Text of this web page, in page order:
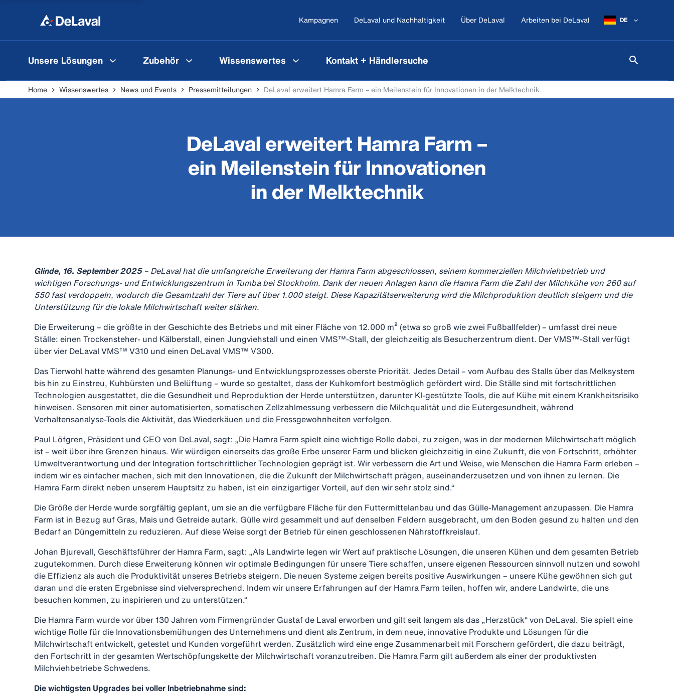
Kampagnen DeLaval und Nachhaltigkeit Über DeLaval Arbeiten bei DeLaval DE
Unsere Lösungen Zubehör Wissenswertes Kontakt + Händlersuche
Home Wissenswertes News und Events Pressemitteilungen DeLaval erweitert Hamra Farm – ein Meilenstein für Innovationen in der Melktechnik
DeLaval erweitert Hamra Farm –
ein Meilenstein für Innovationen
in der Melktechnik
Glinde, 16. September 2025– DeLaval hat die umfangreiche Erweiterung der Hamra Farm abgeschlossen, seinem kommerziellen Milchviehbetrieb und
wichtigen Forschungs- und Entwicklungszentrum in Tumba bei Stockholm. Dank der neuen Anlagen kann die Hamra Farm die Zahl der Milchkühe von 260 auf
550 fast verdoppeln, wodurch die Gesamtzahl der Tiere auf über 1.000 steigt. Diese Kapazitätserweiterung wird die Milchproduktion deutlich steigern und die
Unterstützung für die lokale Milchwirtschaft weiter stärken.
Die Erweiterung – die größte in der Geschichte des Betriebs und mit einer Fläche von 12.000 m² (etwa so groß wie zwei Fußballfelder) – umfasst drei neue
Ställe: einen Trockensteher- und Kälberstall, einen Jungviehstall und einen VMS™-Stall, der gleichzeitig als Besucherzentrum dient. Der VMS™-Stall verfügt
über vier DeLaval VMS™ V310 und einen DeLaval VMS™ V300.
Das Tierwohl hatte während des gesamten Planungs- und Entwicklungsprozesses oberste Priorität. Jedes Detail – vom Aufbau des Stalls über das Melksystem
bis hin zu Einstreu, Kuhbürsten und Belüftung – wurde so gestaltet, dass der Kuhkomfort bestmöglich gefördert wird. Die Ställe sind mit fortschrittlichen
Technologien ausgestattet, die die Gesundheit und Reproduktion der Herde unterstützen, darunter KI-gestützte Tools, die auf Kühe mit einem Krankheitsrisiko
hinweisen. Sensoren mit einer automatisierten, somatischen Zellzahlmessung verbessern die Milchqualität und die Eutergesundheit, während
Verhaltensanalyse-Tools die Aktivität, das Wiederkäuen und die Fressgewohnheiten verfolgen.
Paul Löfgren, Präsident und CEO von DeLaval, sagt: „Die Hamra Farm spielt eine wichtige Rolle dabei, zu zeigen, was in der modernen Milchwirtschaft möglich
ist – weit über ihre Grenzen hinaus. Wir würdigen einerseits das große Erbe unserer Farm und blicken gleichzeitig in eine Zukunft, die von Fortschritt, erhöhter
Umweltverantwortung und der Integration fortschrittlicher Technologien geprägt ist. Wir verbessern die Art und Weise, wie Menschen die Hamra Farm erleben –
indem wir es einfacher machen, sich mit den Innovationen, die die Zukunft der Milchwirtschaft prägen, auseinanderzusetzen und von ihnen zu lernen. Die
Hamra Farm direkt neben unserem Hauptsitz zu haben, ist ein einzigartiger Vorteil, auf den wir sehr stolz sind.“
Die Größe der Herde wurde sorgfältig geplant, um sie an die verfügbare Fläche für den Futtermittelanbau und das Gülle-Management anzupassen. Die Hamra
Farm ist in Bezug auf Gras, Mais und Getreide autark. Gülle wird gesammelt und auf denselben Feldern ausgebracht, um den Boden gesund zu halten und den
Bedarf an Düngemitteln zu reduzieren. Auf diese Weise sorgt der Betrieb für einen geschlossenen Nährstoffkreislauf.
Johan Bjurevall, Geschäftsführer der Hamra Farm, sagt: „Als Landwirte legen wir Wert auf praktische Lösungen, die unseren Kühen und dem gesamten Betrieb
zugutekommen. Durch diese Erweiterung können wir optimale Bedingungen für unsere Tiere schaffen, unsere eigenen Ressourcen sinnvoll nutzen und sowohl
die Effizienz als auch die Produktivität unseres Betriebs steigern. Die neuen Systeme zeigen bereits positive Auswirkungen – unsere Kühe gewöhnen sich gut
daran und die ersten Ergebnisse sind vielversprechend. Indem wir unsere Erfahrungen auf der Hamra Farm teilen, hoffen wir, andere Landwirte, die uns
besuchen kommen, zu inspirieren und zu unterstützen.“
Die Hamra Farm wurde vor über 130 Jahren vom Firmengründer Gustaf de Laval erworben und gilt seit langem als das „Herzstück“ von DeLaval. Sie spielt eine
wichtige Rolle für die Innovationsbemühungen des Unternehmens und dient als Zentrum, in dem neue, innovative Produkte und Lösungen für die
Milchwirtschaft entwickelt, getestet und Kunden vorgeführt werden. Zusätzlich wird eine enge Zusammenarbeit mit Forschern gefördert, die dazu beiträgt,
den Fortschritt in der gesamten Wertschöpfungskette der Milchwirtschaft voranzutreiben. Die Hamra Farm gilt außerdem als einer der produktivsten
Milchviehbetriebe Schwedens.
Die wichtigsten Upgrades bei voller Inbetriebnahme sind: